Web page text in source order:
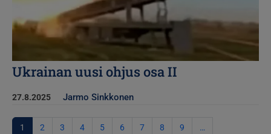
Ukrainan uusi ohjus osa II
27.8.2025 Jarmo Sinkkonen
Sivutus
1 2 3 4 5 6 7 8 9 …